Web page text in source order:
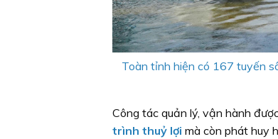
Toàn tỉnh hiện có 167 tuyến
Công tác quản lý, vận hành
trình thuỷ lợi mà còn phát huy